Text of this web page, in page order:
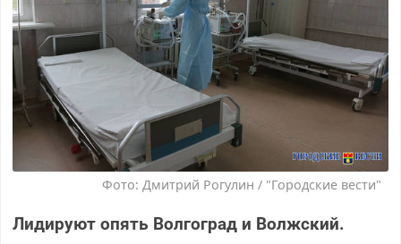
Фото: Дмитрий Рогулин / "Городские вести"
Лидируют опять Волгоград и Волжский.